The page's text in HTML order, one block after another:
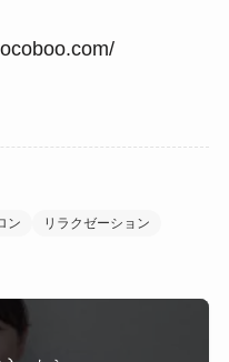
ン
リラクゼーション